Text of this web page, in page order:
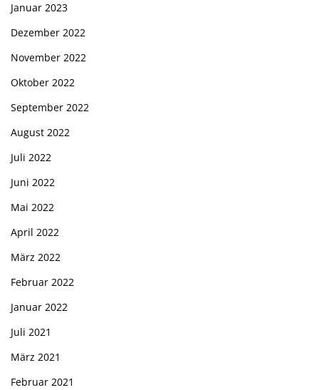
Januar 2023
Dezember 2022
November 2022
Oktober 2022
September 2022
August 2022
Juli 2022
Juni 2022
Mai 2022
April 2022
März 2022
Februar 2022
Januar 2022
Juli 2021
März 2021
Februar 2021